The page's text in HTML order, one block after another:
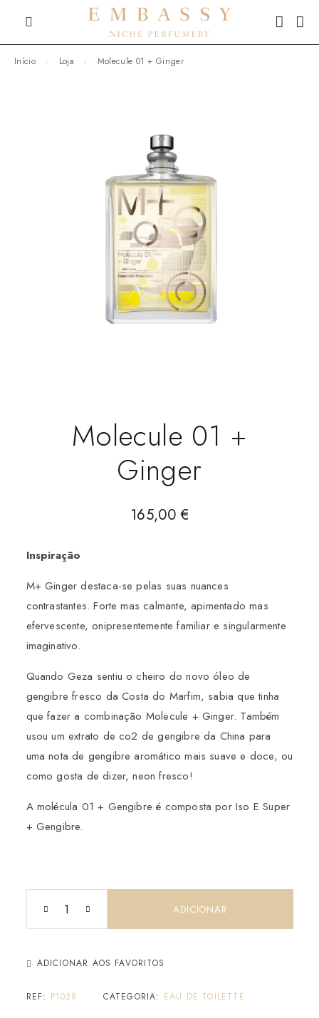
Início Loja Molecule 01 + Ginger
Molecule 01 +
Ginger
165,00€
Inspiração
M+ Ginger destaca-se pelas suas nuances
contrastantes. Forte mas calmante, apimentado mas
efervescente, onipresentemente familiar e singularmente
imaginativo.
Quando Geza sentiu o cheiro do novo óleo de
gengibre fresco da Costa do Marfim, sabia que tinha
que fazer a combinação Molecule + Ginger. Também
usou um extrato de co2 de gengibre da China para
uma nota de gengibre aromático mais suave e doce, ou
como gosta de dizer, neon fresco!
A molécula 01 + Gengibre é composta por Iso E Super
+ Gengibre.
ADICIONAR
ADICIONAR AOS FAVORITOS
REF: P1028 CATEGORIA: EAU DE TOILETTE